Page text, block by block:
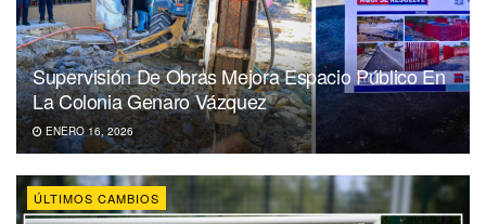
Supervisión De Obras Mejora Espacio Público En
La Colonia Genaro Vázquez
ENERO 16, 2026
ÚLTIMOS CAMBIOS